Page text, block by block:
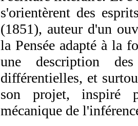
s'orientèrent des
(1851), auteur d'un
la Pensée adapté à la
une description
différentielles, et
son projet, inspiré
mécanique de